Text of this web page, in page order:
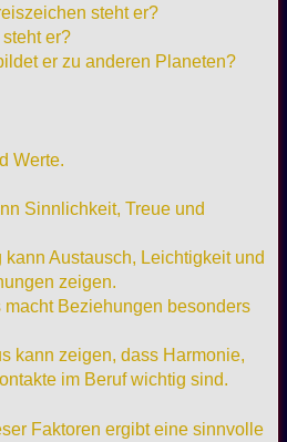
steht er?
er?
er zu anderen Planeten?
Werte.
Sinnlichkeit, Treue und
Austausch, Leichtigkeit und
zeigen.
macht Beziehungen besonders
kann zeigen, dass Harmonie,
im Beruf wichtig sind.
Faktoren ergibt eine sinnvolle